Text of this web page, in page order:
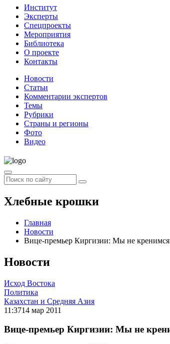
Институт
Эксперты
Спецпроекты
Мероприятия
Библиотека
О проекте
Контакты
Новости
Статьи
Комментарии экспертов
Темы
Рубрики
Страны и регионы
Фото
Видео
Хлебные крошки
Главная
Новости
Вице-премьер Киргизии: Мы не
Новости
Исход Востока
Политика
Казахстан и Средняя Азия
11:3714 мар 2011
Вице-премьер Киргизии: Мы не